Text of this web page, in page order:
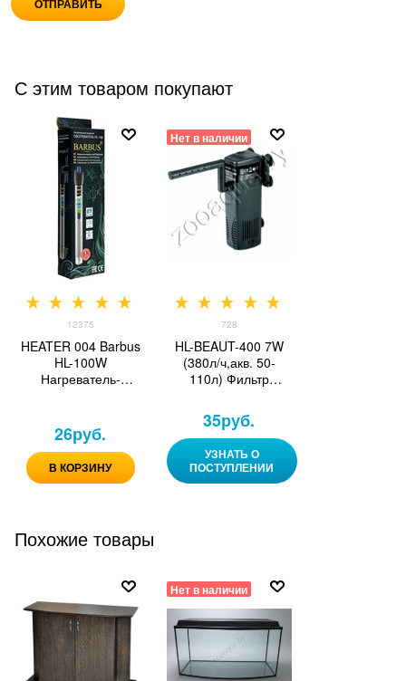
С этим товаром покупают
12375
HEATER 004 Barbus
HL-100W
Нагреватель-
26руб.
В КОРЗИНУ
Нет в наличии
728
HL-BEAUT-400 7W
(380л/ч,акв. 50-
110л) Фильтр
флейтой, угольн.
картридж
35руб.
УЗНАТЬ О
ПОСТУПЛЕНИИ
Похожие товары
Нет в наличии